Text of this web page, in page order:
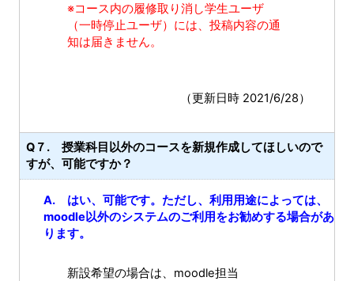
※コース内の履修取り消し学生ユーザ
（一時停止ユーザ）には、投稿内容の通
知は届きません。
（更新日時 2021/6/28）
Q７. 授業科目以外のコースを新規作成してほしいので
すが、可能ですか？
A. はい、可能です。ただし、利用用途によっては、
moodle以外のシステムのご利用をお勧めする場合があ
ります。
新設希望の場合は、moodle担当